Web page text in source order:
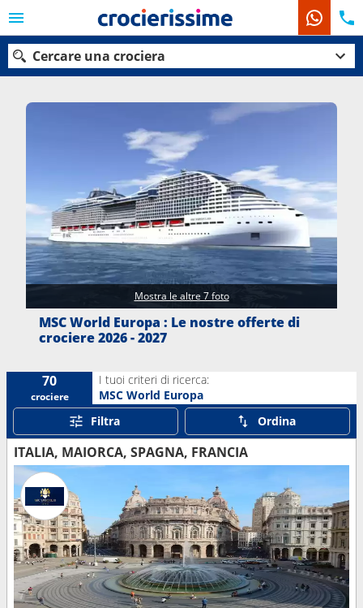
Cercare una crociera
Le nostre destinazioni
Mesi di partenza
Porti Compagnie
Ricerca
MSC World Europa : Le nostre offerte di
crociere 2026 - 2027
Mostra le altre 7 foto
70
crociere
I tuoi criteri di ricerca:
MSC World Europa
Filtra
Ordina
ITALIA, MAIORCA, SPAGNA, FRANCIA